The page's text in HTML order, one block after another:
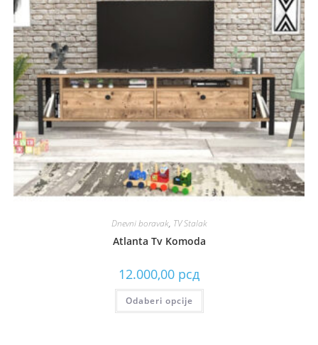
Dnevni boravak, TV Stalak
Atlanta Tv Komoda
12.000,00 рсд
Odaberi opcije